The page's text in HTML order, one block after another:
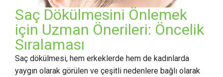
Saç Dökülmesini Önlemek
için Uzman Önerileri: Öncelik
Sıralaması
Saç dökülmesi, hem erkeklerde hem de kadınlarda
yaygın olarak görülen ve çeşitli nedenlere bağlı olarak